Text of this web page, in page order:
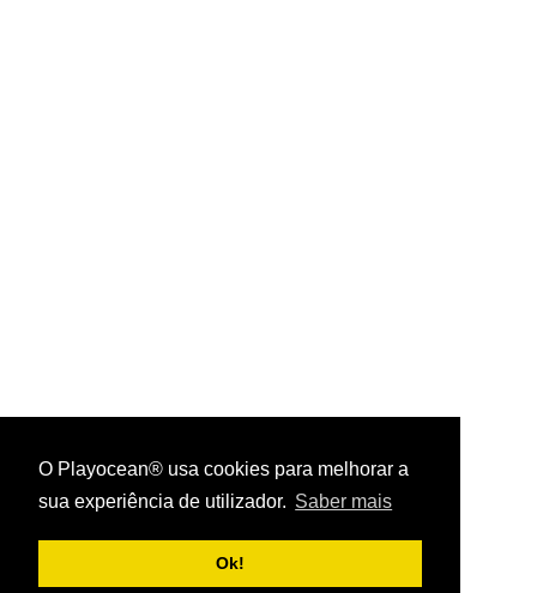
O Playocean® usa cookies para melhorar a
sua experiência de utilizador. Saber mais
Ok!
Playocean ® 2026